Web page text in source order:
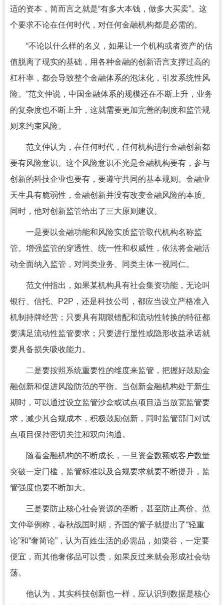
适的资本，简而言之就是“有多大本钱，做多大买卖”。这
个要求不论在任何时代，对任何金融机构都是必需的。
“不论以什么样的名义，如果让一个机构或者资产的估
值脱离了现实的基础，用各种金融的创新语言支撑过高的
杠杆率，都会导致整个金融体系的泡沫化，引发系统性风
险。”范文仲说，中国金融体系的规模还在不断上升，业务
的复杂度也不断上升，这就需要更加完善的制度和监管规
则来约束风险。
范文仲认为，在任何时代，任何机构进行金融创新都
要有风险意识。这个风险意识不光是金融机构要有，参与
创新的科技企业也要有，要遵守共同的基本规则。金融业
天生具有脆弱性，金融创新并没有改变金融风险的本质。
同时，他对创新监管给出了三大原则建议。
一是要以金融功能和风险实质监管取代机构名称监
管。增强监管的穿透性、统一性和权威性，依法将金融活
动全面纳入监管，对同类业务、同类主体一视同仁。
范文仲指出，如果某机构具有社会集资功能，无论叫
银行、信托、P2P，还是科技公司，都应当设立严格准入
机制持牌经营；只要具有期限错配和流动性转换的特征都
要满足流动性监管要求；只要进行显性或隐形收益承诺就
要具备损失吸收能力。
二是要按照系统重要性的维度来监管，把握好鼓励金
融创新和促进风险防范的平衡。当创新金融机构处于新生
期时，可以通过设立监管沙盒或试点项目适当放宽监管要
求，减少其合规成本，积极鼓励创新，同时监管部门对试
点项目保持密切关注和双向沟通。
随着金融机构的不断成长，一旦资金数额或客户数量
突破一定门槛，监管标准以及合规要求就要不断提升，监
管强度也要不断加大。
三是要防止核心社会资源的垄断，甚至防止高价。范
文仲举例称，春秋战国时期，齐国的管子就提出了“轻重
论”和“奢简论”，认为百姓生活的必需品，如粟谷，一定要
便宜，而其他奢侈品可以贵，如果反过来就会形成社会动
荡。
他认为，其实科技创新也一样，应认识到数据是核心